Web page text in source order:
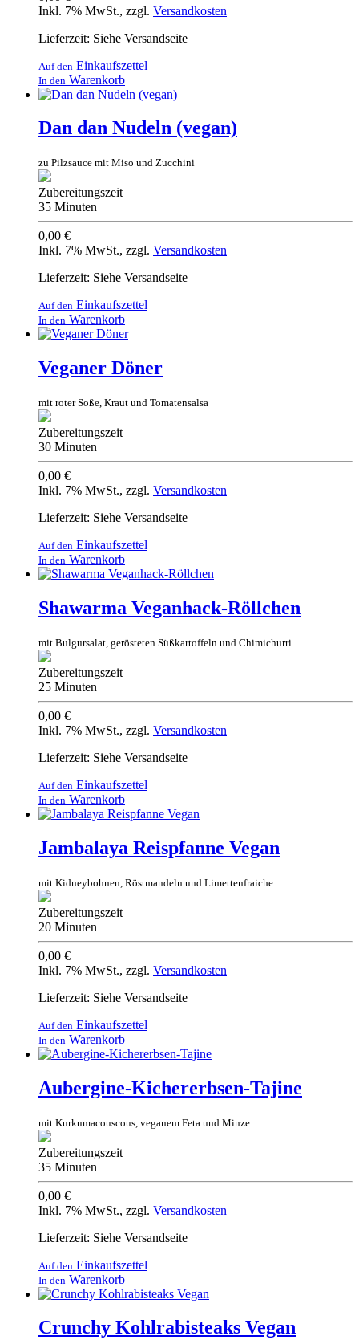
Inkl. 7% MwSt., zzgl. Versandkosten
Lieferzeit: Siehe Versandseite
Auf den Einkaufszettel
In den Warenkorb
Dan dan Nudeln (vegan)
zu Pilzsauce mit Miso und Zucchini
Zubereitungszeit
35 Minuten
0,00 €
Inkl. 7% MwSt., zzgl. Versandkosten
Lieferzeit: Siehe Versandseite
Auf den Einkaufszettel
In den Warenkorb
Veganer Döner
mit roter Soße, Kraut und Tomatensalsa
Zubereitungszeit
30 Minuten
0,00 €
Inkl. 7% MwSt., zzgl. Versandkosten
Lieferzeit: Siehe Versandseite
Auf den Einkaufszettel
In den Warenkorb
Shawarma Veganhack-Röllchen
mit Bulgursalat, gerösteten Süßkartoffeln und Chimichurri
Zubereitungszeit
25 Minuten
0,00 €
Inkl. 7% MwSt., zzgl. Versandkosten
Lieferzeit: Siehe Versandseite
Auf den Einkaufszettel
In den Warenkorb
Jambalaya Reispfanne Vegan
mit Kidneybohnen, Röstmandeln und Limettenfraiche
Zubereitungszeit
20 Minuten
0,00 €
Inkl. 7% MwSt., zzgl. Versandkosten
Lieferzeit: Siehe Versandseite
Auf den Einkaufszettel
In den Warenkorb
Aubergine-Kichererbsen-Tajine
mit Kurkumacouscous, veganem Feta und Minze
Zubereitungszeit
35 Minuten
0,00 €
Inkl. 7% MwSt., zzgl. Versandkosten
Lieferzeit: Siehe Versandseite
Auf den Einkaufszettel
In den Warenkorb
Crunchy Kohlrabisteaks Vegan